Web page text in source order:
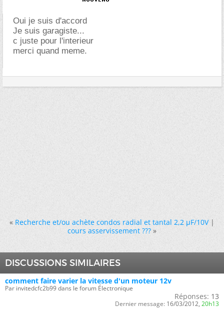
Oui je suis d'accord
Je suis garagiste...
c juste pour l'interieur
merci quand meme.
« Recherche et/ou achète condos radial et tantal 2,2 µF/10V|
cours asservissement ??? »
DISCUSSIONS SIMILAIRES
comment faire varier la vitesse d'un moteur 12v
Par invitedcfc2b99 dans le forum Électronique
Réponses: 13
Dernier message: 16/03/2012, 20h13